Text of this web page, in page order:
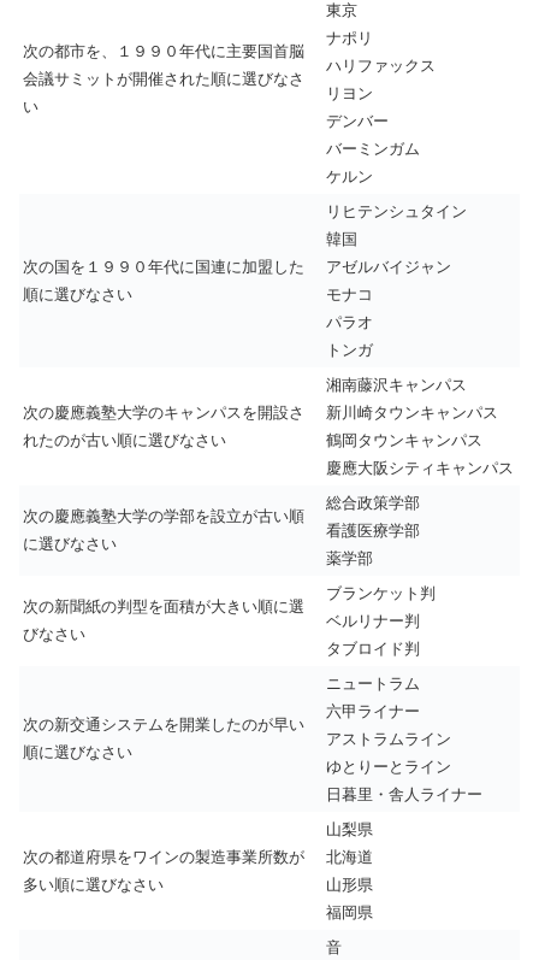
次の都市を、１９９０年代に主要国首脳
会議サミットが開催された順に選びなさ
い
東京
ナポリ
ハリファックス
リヨン
デンバー
バーミンガム
ケルン
次の国を１９９０年代に国連に加盟した
順に選びなさい
リヒテンシュタイン
韓国
アゼルバイジャン
モナコ
パラオ
トンガ
次の慶應義塾大学のキャンパスを開設さ
れたのが古い順に選びなさい
湘南藤沢キャンパス
新川崎タウンキャンパス
鶴岡タウンキャンパス
慶應大阪シティキャンパス
次の慶應義塾大学の学部を設立が古い順
に選びなさい
総合政策学部
看護医療学部
薬学部
次の新聞紙の判型を面積が大きい順に選
びなさい
ブランケット判
ベルリナー判
タブロイド判
次の新交通システムを開業したのが早い
順に選びなさい
ニュートラム
六甲ライナー
アストラムライン
ゆとりーとライン
日暮里・舎人ライナー
次の都道府県をワインの製造事業所数が
多い順に選びなさい
山梨県
北海道
山形県
福岡県
音